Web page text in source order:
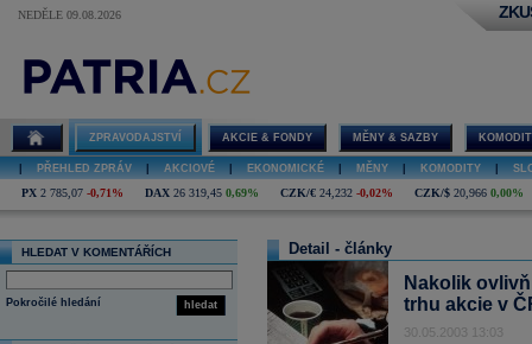
NEDĚLE 09.08.2026
ZPRAVODAJSTVÍ AKCIE & FONDY MĚNY & SAZBY
PŘEHLED ZPRÁV AKCIOVÉ EKONOMICKÉ MĚNY KOMODITY
PX 2 785,07 -0,71% DAX 26 319,45 0,69% CZK/€ 24,232 -0,02% CZK/$ 20,966 0,00%
HLEDAT V KOMENTÁŘÍCH
hledat
Pokročilé hledání
Detail - články
Nakolik
trhu akcie v
30.05.2003 13:03